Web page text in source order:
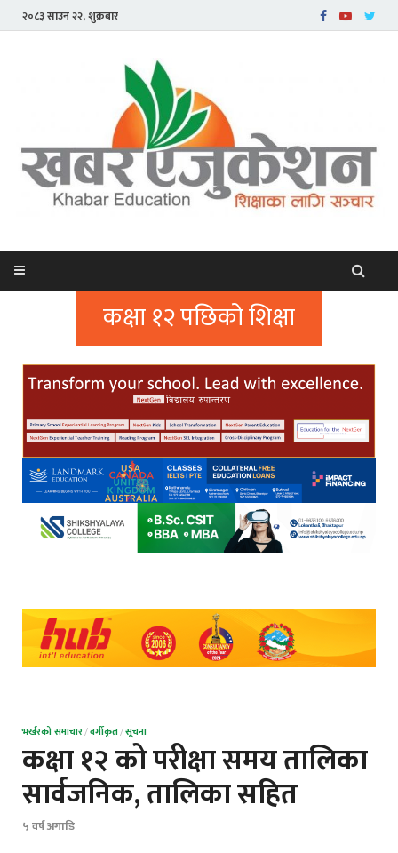
२०८३ साउन २२, शुक्रबार
कक्षा १२ पछिको शिक्षा
भर्खरको समाचार/वर्गीकृत/सूचना
कक्षा १२ को परीक्षा समय तालिका
सार्वजनिक, तालिका सहित
५ वर्ष अगाडि